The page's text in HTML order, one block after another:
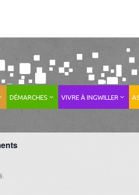
DÉMARCHES VIVRE À INGWILLER